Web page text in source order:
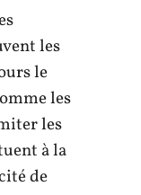
les
le
les
les
à la
de